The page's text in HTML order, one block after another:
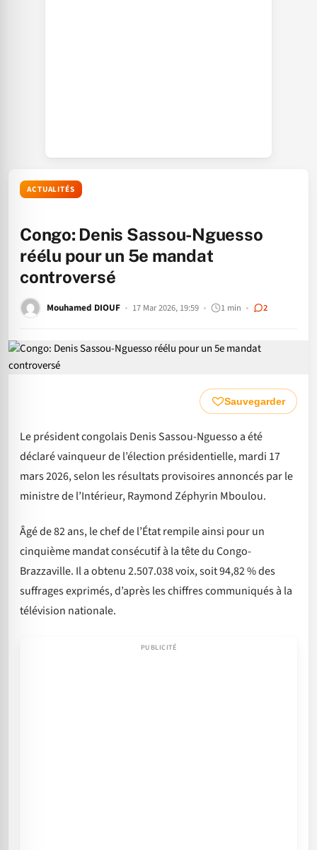
ACTUALITÉS
Congo: Denis Sassou-Nguesso
réélu pour un 5e mandat
controversé
Mouhamed DIOUF 17 Mar 2026, 19:59 1 min 2
Sauvegarder
Le président congolais Denis Sassou-Nguesso a été
déclaré vainqueur de l’élection présidentielle, mardi 17
mars 2026, selon les résultats provisoires annoncés par le
ministre de l’Intérieur, Raymond Zéphyrin Mboulou.
Âgé de 82 ans, le chef de l’État rempile ainsi pour un
cinquième mandat consécutif à la tête du Congo-
Brazzaville. Il a obtenu 2.507.038 voix, soit 94,82 % des
suffrages exprimés, d’après les chiffres communiqués à la
télévision nationale.